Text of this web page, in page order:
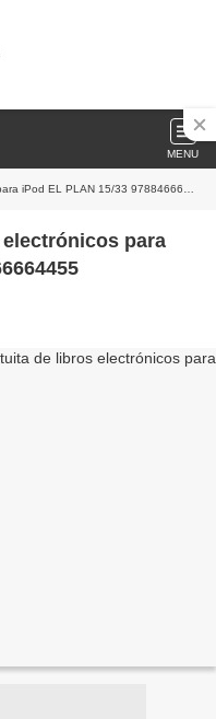
MENU
EL PLAN 15/33 9788466664455
para
33 9788466664455